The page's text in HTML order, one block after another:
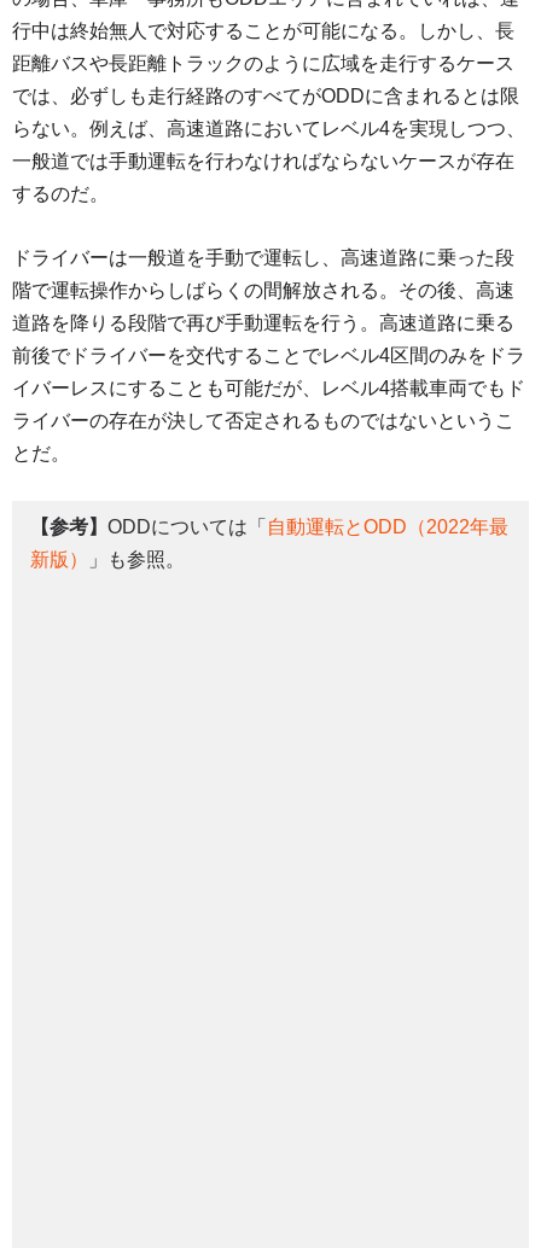
行中は終始無人で対応することが可能になる。しかし、長
距離バスや長距離トラックのように広域を走行するケース
では、必ずしも走行経路のすべてがODDに含まれるとは限
らない。例えば、高速道路においてレベル4を実現しつつ、
一般道では手動運転を行わなければならないケースが存在
するのだ。
ドライバーは一般道を手動で運転し、高速道路に乗った段
階で運転操作からしばらくの間解放される。その後、高速
道路を降りる段階で再び手動運転を行う。高速道路に乗る
前後でドライバーを交代することでレベル4区間のみをドラ
イバーレスにすることも可能だが、レベル4搭載車両でもド
ライバーの存在が決して否定されるものではないというこ
とだ。
【参考】 ODDについては「 自動運転とODD（2022年最
新版）
」も参照。